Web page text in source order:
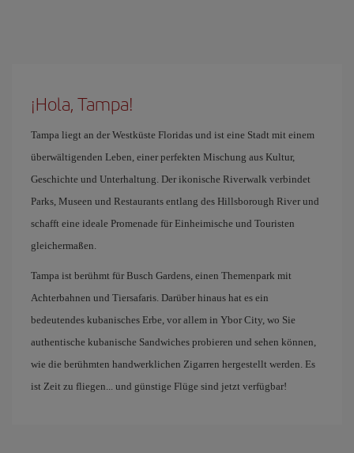
¡Hola, Tampa!
Tampa liegt an der Westküste Floridas und ist eine Stadt mit einem
überwältigenden Leben, einer perfekten Mischung aus Kultur,
Geschichte und Unterhaltung. Der ikonische Riverwalk verbindet
Parks, Museen und Restaurants entlang des Hillsborough River und
schafft eine ideale Promenade für Einheimische und Touristen
gleichermaßen.
Tampa ist berühmt für Busch Gardens, einen Themenpark mit
Achterbahnen und Tiersafaris. Darüber hinaus hat es ein
bedeutendes kubanisches Erbe, vor allem in Ybor City, wo Sie
authentische kubanische Sandwiches probieren und sehen können,
wie die berühmten handwerklichen Zigarren hergestellt werden. Es
ist Zeit zu fliegen... und günstige Flüge sind jetzt verfügbar!